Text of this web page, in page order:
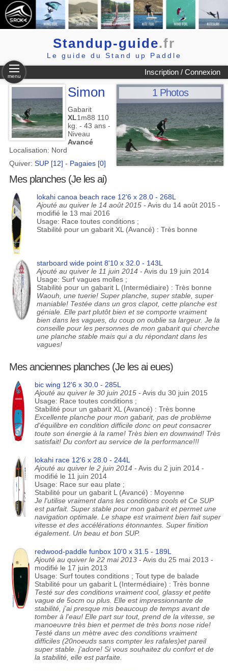
Standup-guide.fr
Le guide du Stand up Paddle
Inscription / Connexion
menu
1 Photos
Simon
Gabarit
XL1m88 110
kg. - 43 ans -
Niveau
Avancé
Localisation: Nord
Quiver: SUP [12] - Pagaies [0]
Mes planches (Je les ai)
lokahi canoa beach race 12'6 x 28.0 - 268L
Ajouté au quiver le 14 août 2015 - Avis du 14 août 2015 -
modifié le 13 mai 2016
Usage: Race toutes conditions ;
Stabilité pour un gabarit XL (Avancé) : Très bonne
starboard wide point 8'10 x 32.0 - 143L
Ajouté au quiver le 11 juin 2014 - Avis du 19 juin 2014
Usage: Surf vagues molles ;
Stabilité pour un gabarit L (Intermédiaire) : Très bonne
Waouh, une tuerie! Super planche, super stable, super
maniable! Testée dans un gros clapot, cette planche est
géniale. Elle part plutôt bien et se comporte vraiment
bien dans les vagues, du coup on oublie sa largeur. Je la
conseille pour les personnes de mon gabarit qui cherche
une planche stable mais qui a du répondant dans les
vagues!
Mes anciennes planches (Je les ai eues)
bic wing 12'6 x 30.0 - 285L
Ajouté au quiver le 30 juin 2015 - Avis du 30 juin 2015
Usage: Race toutes conditions ;
Stabilité pour un gabarit XL (Avancé) : Très bonne
Excellente planche pour mon gabarit, pas de problème
d'équilibre en condition difficile donc on peut consacrer
toute son énergie à la rame! Très bien en downwind! Très
satisfait! Du confort au service de la performance!!!
lokahi race 12'6 x 28.0 - 244L
Ajouté au quiver le 2 juin 2014 - Avis du 2 juin 2014 -
modifié le 11 juin 2014
Usage: Race sur eau plate ;
Stabilité pour un gabarit L (Avancé) : Moyenne
Je l'utilise vraiment dans les conditions cools et Ce SUP
est parfait. Super stable pour mon gabarit et permet une
navigation optimale. Le shape est vraiment bien fait super
vitesse et des accélérations étonnantes. Super finition
également. Un beau et bon SUP.
redwood-paddle funbox 10'0 x 31.5 - 189L
Ajouté au quiver le 22 mai 2013 - Avis du 25 mai 2013 -
modifié le 17 juin 2013
Usage: Surf toutes conditions ; Tout type de balade
Stabilité pour un gabarit L (Intermédiaire) : Très bonne
Testé sur des conditions vraiment cool, glassy et petite
vague de 5ocm ou plus. Elle est impressionnante de
stabilité, j'ai presque mis beaucoup de temps avant de
tomber à l'eau! Elle part sur tout, prend de la vitesse, se
manoeuvre très bien et permet de très bons nose ride!
Testé dans un mètre avec des conditions vraiment
difficiles (20noeuds sans compter les rafales)et pareil
super stable. j'adore! Si vous souhaitez du confort et de
la stabilité, elle est parfaite.